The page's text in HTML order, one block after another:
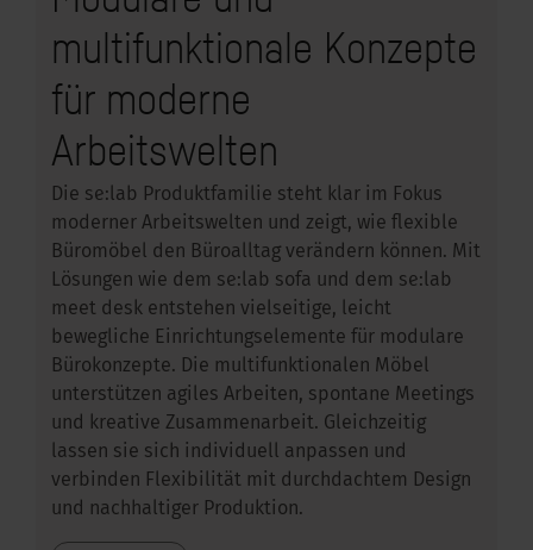
multifunktionale Konzepte
für moderne
Arbeitswelten
Die se:lab Produktfamilie steht klar im Fokus
moderner Arbeitswelten und zeigt, wie flexible
Büromöbel den Büroalltag verändern können. Mit
Lösungen wie dem se:lab sofa und dem se:lab
meet desk entstehen vielseitige, leicht
bewegliche Einrichtungselemente für modulare
Bürokonzepte. Die multifunktionalen Möbel
unterstützen agiles Arbeiten, spontane Meetings
und kreative Zusammenarbeit. Gleichzeitig
lassen sie sich individuell anpassen und
verbinden Flexibilität mit durchdachtem Design
und nachhaltiger Produktion.